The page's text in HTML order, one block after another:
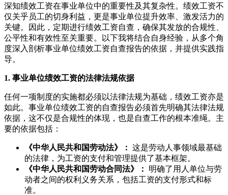
深知绩效工资在事业单位中的重要性及其复杂性。绩效工资不
仅关乎员工的切身利益，更是事业单位提升效率、激发活力的
关键。因此，定期进行绩效工资自查，确保其发放的合规性、
公平性和有效性至关重要。以下我将结合自身经验，从多个角
度深入剖析事业单位绩效工资自查报告的依据，并提供实践指
导。
1. 事业单位绩效工资的法律法规依据
任何一项制度的实施都必须以法律法规为基础，绩效工资亦是
如此。事业单位绩效工资的自查报告必须首先明确其法律法规
依据，这不仅是合规性的体现，也是自查工作的根本准绳。主
要的依据包括：
《中华人民共和国劳动法》： 这是劳动人事领域最基础
的法律，为工资的支付和管理提供了基本框架。
《中华人民共和国劳动合同法》：
明确了用人单位与劳
动者之间的权利义务关系，包括工资的支付形式和标
准。